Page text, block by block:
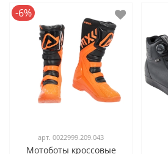
-6%
арт. 0022999.209.043
Мотоботы кроссовые